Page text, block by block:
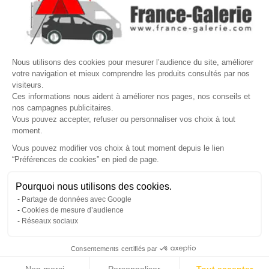
Nous utilisons des cookies pour mesurer l’audience du site, améliorer
votre navigation et mieux comprendre les produits consultés par nos
visiteurs.
Ces informations nous aident à améliorer nos pages, nos conseils et
nos campagnes publicitaires.
Vous pouvez accepter, refuser ou personnaliser vos choix à tout
moment.
Vous pouvez modifier vos choix à tout moment depuis le lien
“Préférences de cookies” en pied de page.
Pourquoi nous utilisons des cookies.
Partage de données avec Google
Cookies de mesure d’audience
Réseaux sociaux
Consentements certifiés par
Gérer mes cookies
VOTRE COMPTE 
Site protégé par reCAPTCHA.
LETTRE D'INFORMATIONS
© Copyright 2026 France Galerie. Tous droits reservés.